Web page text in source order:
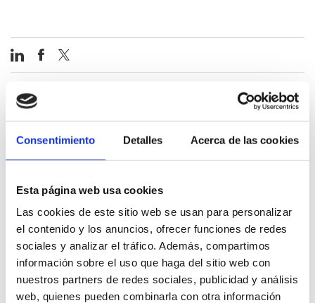
Consentimiento Detalles Acerca de las cookies
Esta página web usa cookies
Las cookies de este sitio web se usan para personalizar
el contenido y los anuncios, ofrecer funciones de redes
sociales y analizar el tráfico. Además, compartimos
información sobre el uso que haga del sitio web con
nuestros partners de redes sociales, publicidad y análisis
web, quienes pueden combinarla con otra información